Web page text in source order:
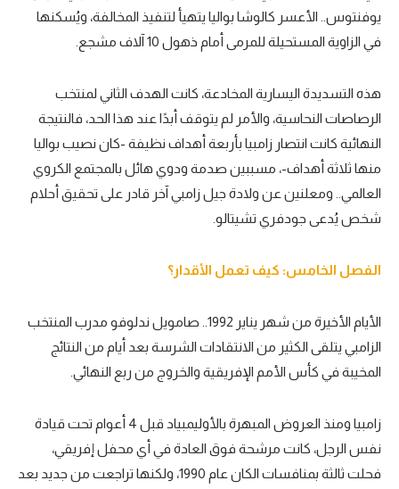
يوفنتوس.. الأعسر كالوشا بواليا يتهيأ لتنفيذ المخالفة، ويُسكنها
في الزاوية المستحيلة للمرمى أمام ذهول 10 آلاف مشجع.
هذه التسديدة اليسارية المخادعة، كانت الهدف الثاني لمنتخب
الرصاصات النحاسية، والأمر لم يتوقف أبدًا عند هذا الحد، فالنتيجة
النهائية كانت انتصار زامبيا بأربعة أهداف نظيفة -كان نصيب بواليا
منها ثلاثة أهداف-، مسببين صدمة ودوي هائل بالمجتمع الكروي
العالمي.. ومعلنين عن ولادة جيل زامبي آخر قادر على تحقيق أحلام
شخص يُدعى جودفري تشيتالو.
الفصل الخامس: كيف تعمل الأقدار؟
الأيام الأخيرة من شهر يناير 1992.. صامويل ندلوفو مدرب المنتخب
الزامبي يتلقى الكثير من الانتقادات الشرسة بعد أيام من النتائج
المخيبة في كأس الأمم الإفريقية والخروج من ربع النهائي.
زامبيا ومنذ العروض المبهرة بالأوليمبياد قبل 4 أعوام تحت قيادة
نفس الرجل، كانت مرشحة فوق العادة في أي محفل إفريقي،
فحلت ثالثة بمنافسات الكان عام 1990، ولكنها تراجعت من جديد بعد